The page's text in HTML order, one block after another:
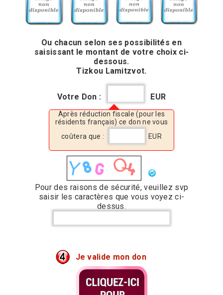
Ou chacun selon ses possibilités en
saisissant le montant de votre choix ci-
dessous.
Tizkou Lamitzvot.
Votre Don : EUR
Après réduction fiscale (pour les
résidents français) ce don ne vous
coûtera que :
EUR
Pour des raisons de sécurité, veuillez svp
saisir les caractères que vous voyez ci-
dessus.
Je valide mon don